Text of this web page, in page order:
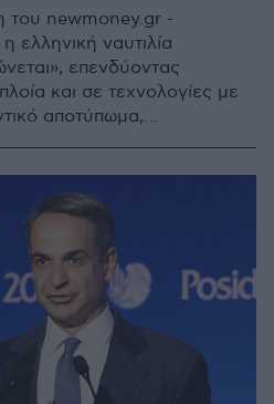
του newmoney.gr -
ελληνική ναυτιλία
επενδύοντας
και σε τεχνολογίες με
αποτύπωμα,